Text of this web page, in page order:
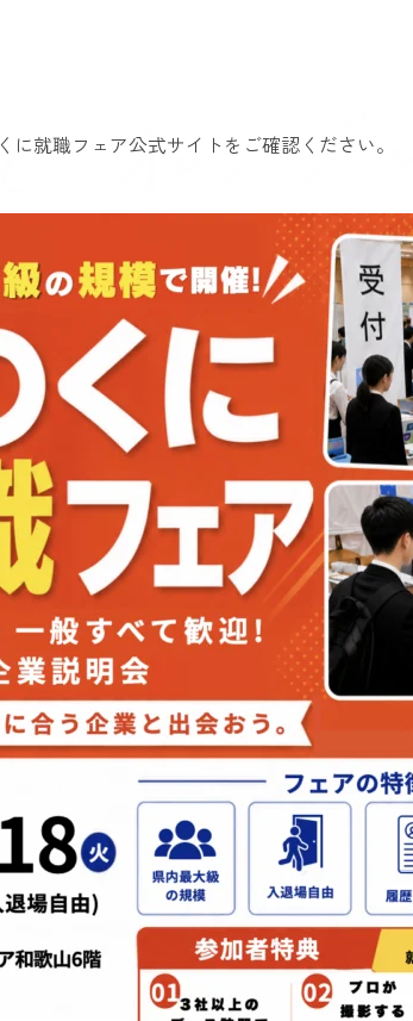
就職フェア公式サイトをご確認ください。